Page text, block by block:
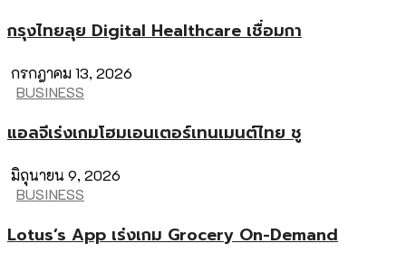
กรุงไทยลุย Digital Healthcare เชื่อมกา
กรกฎาคม 13, 2026
BUSINESS
แอลจีเร่งเกมโฮมเอนเตอร์เทนเมนต์ไทย ชู
มิถุนายน 9, 2026
BUSINESS
Lotus’s App เร่งเกม Grocery On-Demand